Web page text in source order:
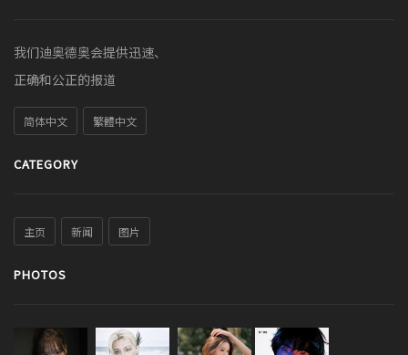
我们迪奥德奥会提供迅速、
正确和公正的报道
简体中文 繁體中文
CATEGORY
主页 新闻 图片
PHOTOS